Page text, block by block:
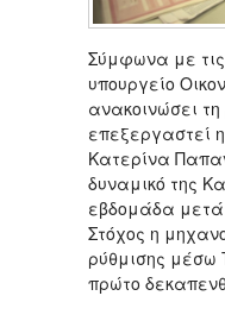
Σύμφωνα με τις
υπουργείο
ανακοινώσει
επεξεργαστεί
Κατερίνα
δυναμικό της
εβδομάδα
Στόχος η
ρύθμισης μέσω
πρώτο